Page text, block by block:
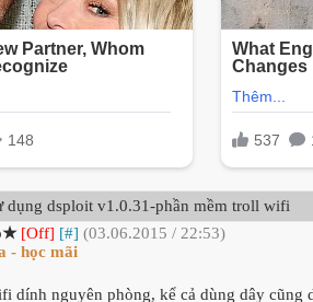
dụng dsploit v1.0.31-phần mềm troll wifi
[Off] [#] (03.06.2015 / 22:53)
- học mãi
dính nguyên phòng, kể cả dùng dây cũng